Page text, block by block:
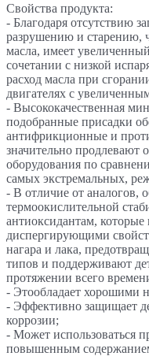
Свойства продукта:
- Благодаря отсутствию
разрушению и старению,
масла, имеет
сочетании с низкой
расход масла при
двигателях с
- Высококачественная
подобранные присадки
антифрикционные и
значительно
оборудования по
самых экстремальных,
- В отличие от аналогов,
термоокислительной
антиоксидантам,
диспергирующими
нагара и лака,
типов и поддерживают
протяжении всего
- Этообладает хорошими
- Эффективно защищает
коррозии;
- Может использоваться
повышенным